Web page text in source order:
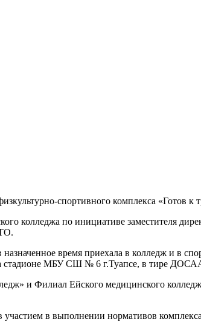
спортивного комплекса «Готов к
колледжа по инициативе заместителя
время приехала в колледж и в
стадионе МБУ СШ № 6 г.Туапсе, в тире
и Филиал Ейского медицинского
участием в выполнении нормативов